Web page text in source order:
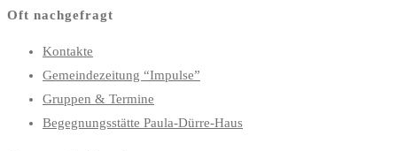
Oft nachgefragt
Kontakte
Gemeindezeitung “Impulse”
Gruppen & Termine
Begegnungsstätte Paula-Dürre-Haus